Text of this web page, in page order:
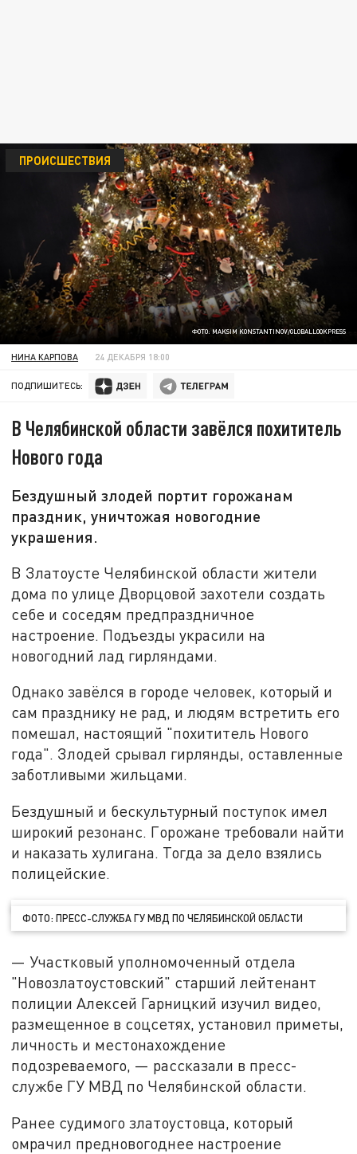
ФОТО: MAKSIM KONSTANTINOV/GLOBALLOOKPRESS
ПРОИСШЕСТВИЯ
НИНА КАРПОВА 24 ДЕКАБРЯ 18:00
ПОДПИШИТЕСЬ:
В Челябинской области завёлся похититель
Нового года
Бездушный злодей портит горожанам
праздник, уничтожая новогодние
украшения.
В Златоусте Челябинской области жители
дома по улице Дворцовой захотели создать
себе и соседям предпраздничное
настроение. Подъезды украсили на
новогодний лад гирляндами.
Однако завёлся в городе человек, который и
сам празднику не рад, и людям встретить его
помешал, настоящий "похититель Нового
года". Злодей срывал гирлянды, оставленные
заботливыми жильцами.
Бездушный и бескультурный поступок имел
широкий резонанс. Горожане требовали найти
и наказать хулигана. Тогда за дело взялись
полицейские.
ФОТО: ПРЕСС-СЛУЖБА ГУ МВД ПО ЧЕЛЯБИНСКОЙ ОБЛАСТИ
— Участковый уполномоченный отдела
"Новозлатоустовский" старший лейтенант
полиции Алексей Гарницкий изучил видео,
размещенное в соцсетях, установил приметы,
личность и местонахождение
подозреваемого, — рассказали в пресс-
службе ГУ МВД по Челябинской области.
Ранее судимого златоустовца, который
омрачил предновогоднее настроение